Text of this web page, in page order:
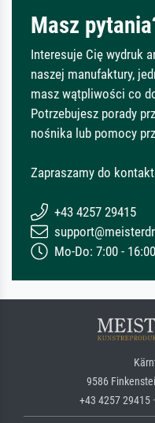
Masz
Interesuje Cię wydruk
naszej manufaktury,
masz wątpliwości co
Potrzebujesz porady
nośnika lub pomocy
Zapraszamy do
+43 4257 29415
Mo-Do: 7:00 -
9586
+43 4257 29415